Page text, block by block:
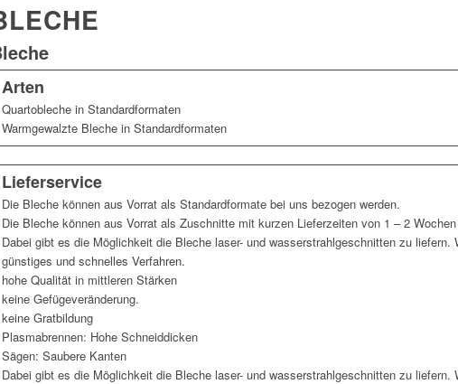
Arten
Quartobleche in Standardformaten
Warmgewalzte Bleche in Standardformaten
Lieferservice
Die Bleche können aus Vorrat als Standardformate bei uns bezogen werden.
Die Bleche können aus Vorrat als Zuschnitte mit kurzen Lieferzeiten von 1 – 2
Dabei gibt es die Möglichkeit die Bleche laser- und wasserstrahlgeschnitten zu liefern.
günstiges und schnelles Verfahren.
hohe Qualität in mittleren Stärken
keine Gefügeveränderung.
keine Gratbildung
Plasmabrennen: Hohe Schneiddicken
Sägen: Saubere Kanten
Dabei gibt es die Möglichkeit die Bleche laser- und wasserstrahlgeschnitten zu liefern.